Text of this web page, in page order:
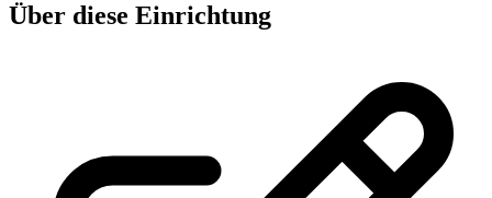
Über diese Einrichtung